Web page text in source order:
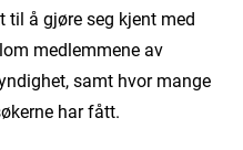
til å gjøre seg kjent med
medlemmene av
samt hvor mange
har fått.